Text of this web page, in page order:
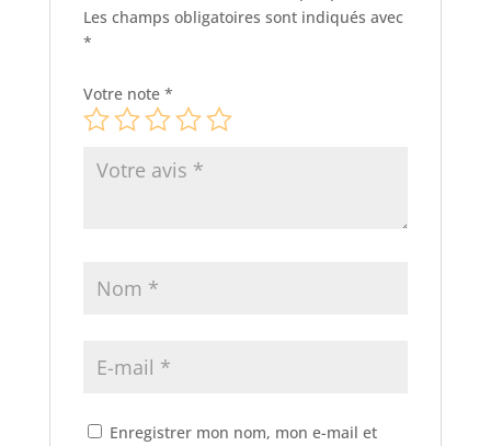
Les champs obligatoires sont indiqués avec
*
Votre note *
Enregistrer mon nom, mon e-mail et